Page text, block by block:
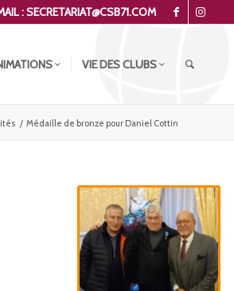
: SECRETARIAT@CSB71.COM
VIE DES CLUBS
/ Médaille de bronze pour Daniel Cottin